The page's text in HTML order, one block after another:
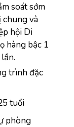
soát sớm
chung và
hội Di
hàng bậc 1
trình đặc
tuổi
phòng